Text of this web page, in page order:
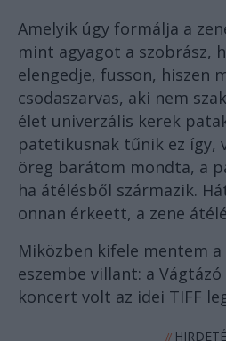
Amelyik úgy formálja a
mint agyagot a szobrász,
elengedje, fusson, hiszen
csodaszarvas, aki nem
élet univerzális kerek
patetikusnak tűnik ez így,
öreg barátom mondta, a
ha átélésből származik.
onnan érkeett, a zene
Miközben kifele mentem
eszembe villant: a
koncert volt az idei TIFF